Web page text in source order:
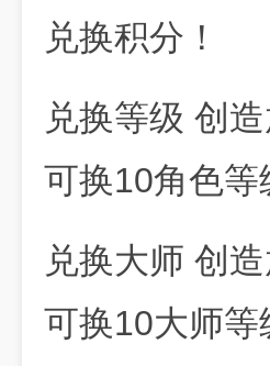
兑换积分！
兑换等级 创
可换10角色
兑换大师 创
可换10大师